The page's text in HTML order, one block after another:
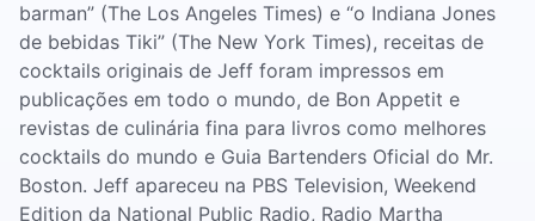
barman” (The Los Angeles Times) e “o Indiana Jones
de bebidas Tiki” (The New York Times), receitas de
cocktails originais de Jeff foram impressos em
publicações em todo o mundo, de Bon Appetit e
revistas de culinária fina para livros como melhores
cocktails do mundo e Guia Bartenders Oficial do Mr.
Boston. Jeff apareceu na PBS Television, Weekend
Edition da National Public Radio, Radio Martha